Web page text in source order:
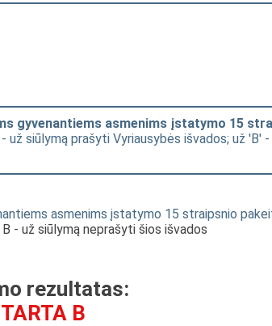
gyvenantiems asmenims įstatymo 15
- už siūlymą prašyti Vyriausybės išvados; už 'B'
asmenims įstatymo 15 straipsnio
- už siūlymą neprašyti šios išvados
rezultatas:
B